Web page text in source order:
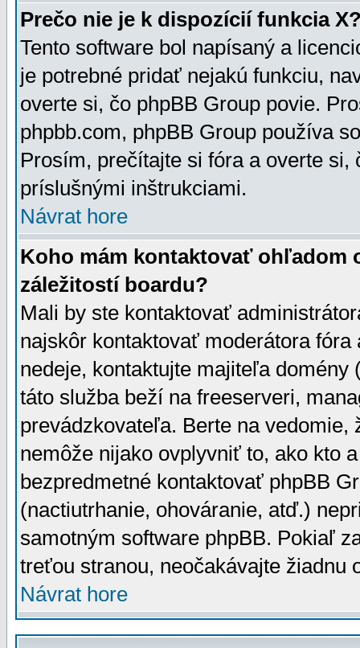
Prečo nie je k dispozícií funkcia
Tento software bol napísaný a
je potrebné pridať nejakú funkciu,
overte si, čo phpBB Group povie.
phpbb.com, phpBB Group používa
Prosím, prečítajte si fóra a overte
príslušnými inštrukciami.
Návrat hore
Koho mám kontaktovať ohľadom
záležitostí boardu?
Mali by ste kontaktovať
najskôr kontaktovať moderátora
nedeje, kontaktujte majiteľa
táto služba beží na freeserveri,
prevádzkovateľa. Berte na vedomie,
nemôže nijako ovplyvniť to, ako kto
bezpredmetné kontaktovať phpBB
(nactiutrhanie, ohováranie, atď.)
samotným software phpBB. Pokiaľ
treťou stranou, neočakávajte žiadnu
Návrat hore